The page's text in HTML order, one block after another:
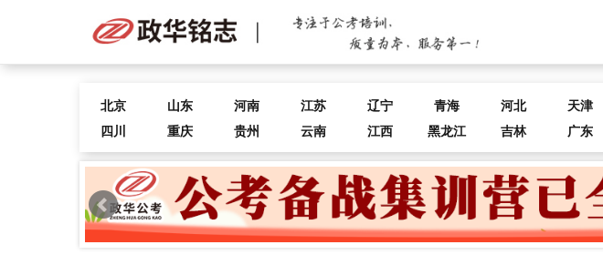
北京 山东 河南 江苏 辽宁 青海 河北 天津
四川
重庆 贵州 云南 江西 黑龙江 吉林 广东